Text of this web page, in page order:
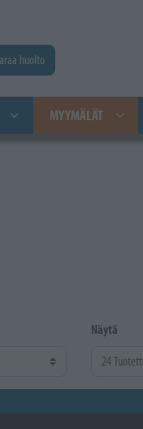
huolto
MYYMÄLÄT
Näytä